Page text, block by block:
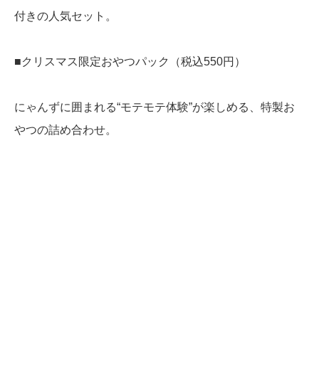
付きの人気セット。
■クリスマス限定おやつパック（税込550円）
にゃんずに囲まれる“モテモテ体験”が楽しめる、特製お
やつの詰め合わせ。